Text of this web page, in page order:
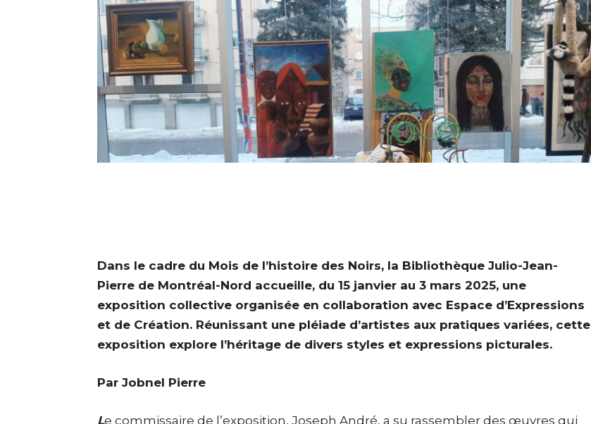
Dans le cadre du Mois de l’histoire des Noirs, la Bibliothèque Julio-Jean-
Pierre de Montréal-Nord accueille, du 15 janvier au 3 mars 2025, une
exposition collective organisée en collaboration avec Espace d’Expressions
et de Création. Réunissant une pléiade d’artistes aux pratiques variées, cette
exposition explore l’héritage de divers styles et expressions picturales.
Par Jobnel Pierre
Le commissaire de l’exposition, Joseph André, a su rassembler des œuvres qui